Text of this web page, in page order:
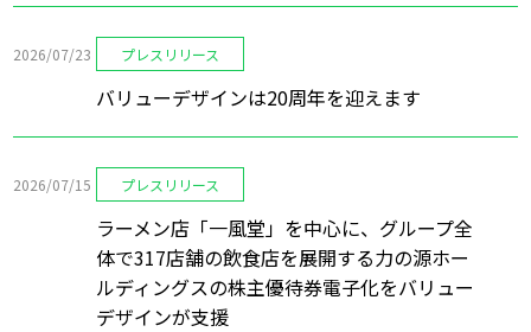
2026/07/23 プレスリリース
バリューデザインは20周年を迎えます
2026/07/15 プレスリリース
ラーメン店「一風堂」を中心に、グループ全
体で317店舗の飲食店を展開する力の源ホー
ルディングスの株主優待券電子化をバリュー
デザインが支援